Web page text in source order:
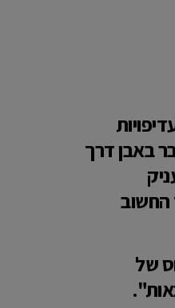
באבן דרך
החשוב
של